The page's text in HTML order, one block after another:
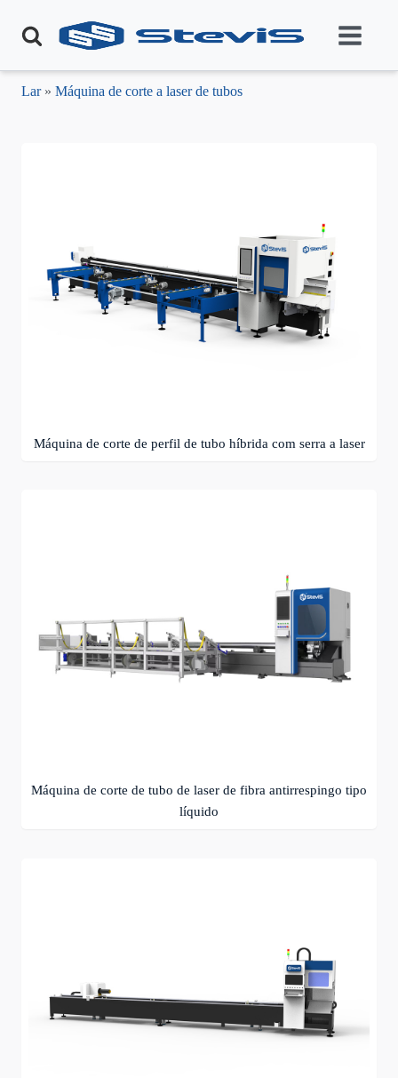
Lar» Máquina de corte a laser de tubos
Máquina de corte de perfil de tubo híbrida com serra a laser
Máquina de corte de tubo de laser de fibra antirrespingo tipo
líquido